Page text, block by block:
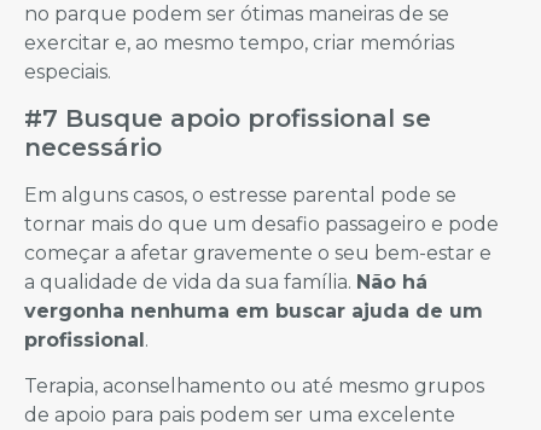
no parque podem ser ótimas maneiras de se
exercitar e, ao mesmo tempo, criar memórias
especiais.
#7 Busque apoio profissional se
necessário
Em alguns casos, o estresse parental pode se
tornar mais do que um desafio passageiro e pode
começar a afetar gravemente o seu bem-estar e
a qualidade de vida da sua família. Não há
vergonha nenhuma em buscar ajuda de um
profissional.
Terapia, aconselhamento ou até mesmo grupos
de apoio para pais podem ser uma excelente